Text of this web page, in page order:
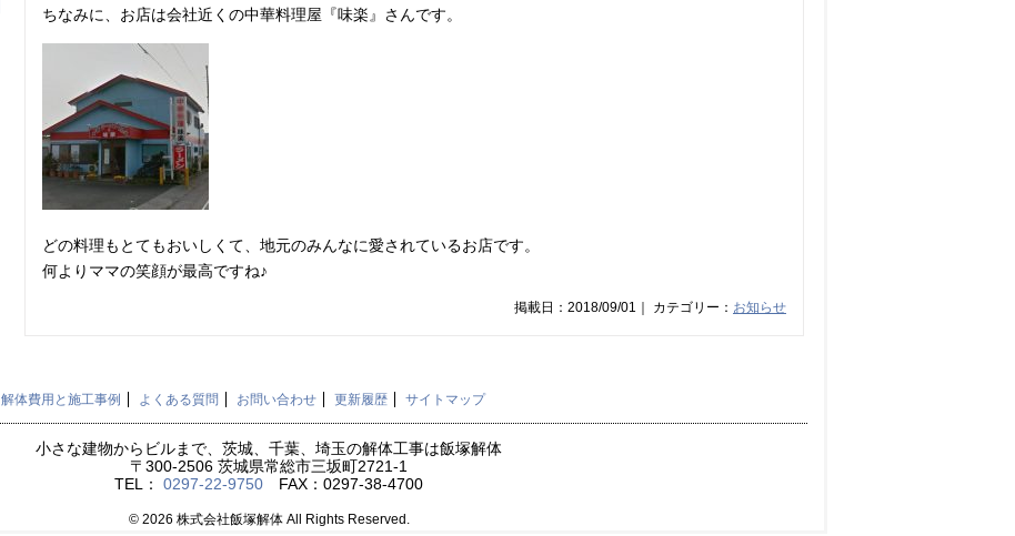
ちなみに、お店は会社近くの中華料理屋『味楽』さんです。
どの料理もとてもおいしくて、地元のみんなに愛されているお店です。
何よりママの笑顔が最高ですね♪
掲載日：2018/09/01｜ カテゴリー： お知らせ
解体費用と施工事例 よくある質問 お問い合わせ 更新履歴 サイトマップ
小さな建物からビルまで、茨城、千葉、埼玉の解体工事は飯塚解体
〒300-2506 茨城県常総市三坂町2721-1
TEL： 0297-22-9750 FAX：0297-38-4700
© 2026 株式会社飯塚解体 All Rights Reserved.